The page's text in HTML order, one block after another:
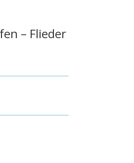
– Flieder